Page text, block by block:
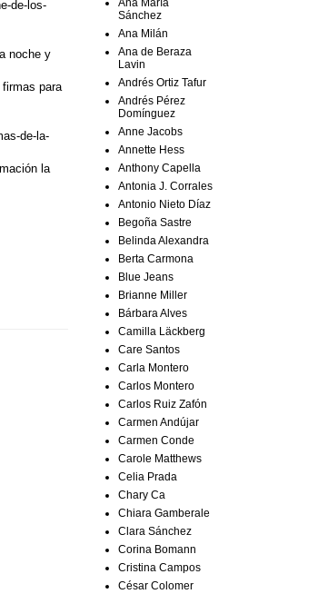
de-los-
noche y
para
de-la-
la
Ana María
Sánchez
Ana Milán
Ana de Beraza
Lavin
Andrés Ortiz Tafur
Andrés Pérez
Domínguez
Anne Jacobs
Annette Hess
Anthony Capella
Antonia J. Corrales
Antonio Nieto Díaz
Begoña Sastre
Belinda Alexandra
Berta Carmona
Blue Jeans
Brianne Miller
Bárbara Alves
Camilla Läckberg
Care Santos
Carla Montero
Carlos Montero
Carlos Ruiz Zafón
Carmen Andújar
Carmen Conde
Carole Matthews
Celia Prada
Chary Ca
Chiara Gamberale
Clara Sánchez
Corina Bomann
Cristina Campos
César Colomer